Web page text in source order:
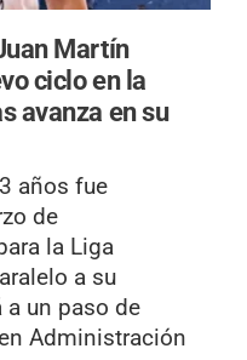
Martín
ciclo en la
avanza en su
años fue
de
la Liga
a su
a un paso de
Administración